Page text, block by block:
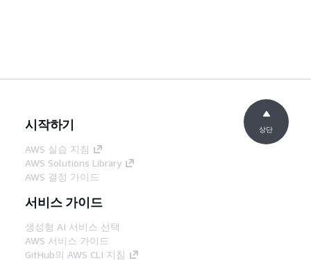
시작하기
AWS 실습 지침
AWS Solutions Library
AWS 결정 가이드
서비스 가이드
생성형 AI 서비스 선택
AWS 서비스 가이드
GitHub의 AWS CLI 지침
상단